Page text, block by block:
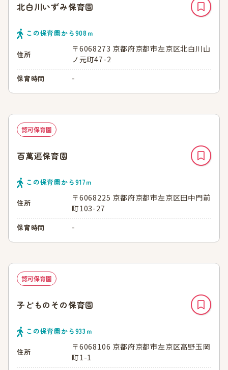
北白川いずみ保育園
この保育園から908ｍ
住所
〒6068273 京都府京都市左京区北白川山
ノ元町47-2
保育時間 -
認可保育園
百萬遍保育園
この保育園から917ｍ
住所
〒6068225 京都府京都市左京区田中門前
町103-27
保育時間 -
認可保育園
子どものその保育園
この保育園から933ｍ
住所
〒6068106 京都府京都市左京区高野玉岡
町1-1